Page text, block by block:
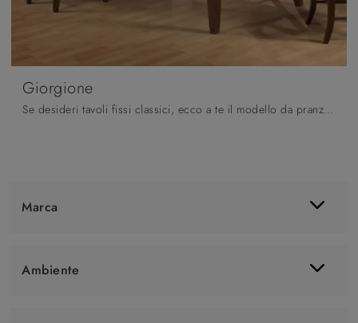
Marca
Ambiente
Giorgione
Se desideri tavoli fissi classici, ecco a te il modello da pranzo in legno Giorgione dell'azienda Pizzolato.